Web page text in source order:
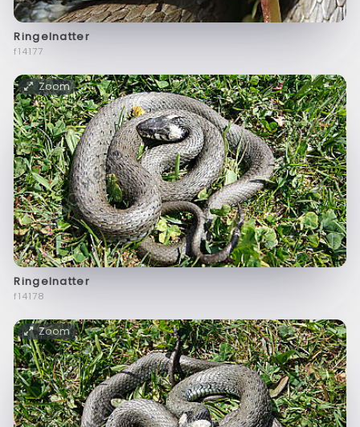
Ringelnatter
f14177
Zoom
Ringelnatter
f14178
Zoom